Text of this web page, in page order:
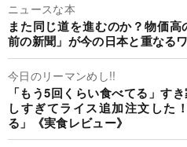
ニュースな本
また同じ道を進むのか？物価
前の新聞」が今の日本と重なる
今日のリーマンめし!!
「もう5回くらい食べてる」す
しすぎてライス追加注文した
る」《実食レビュー》